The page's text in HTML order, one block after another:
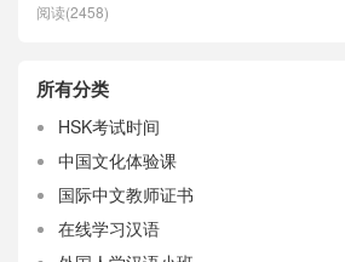
阅读(2458)
所有分类
HSK考试时间
中国文化体验课
国际中文教师证书
在线学习汉语